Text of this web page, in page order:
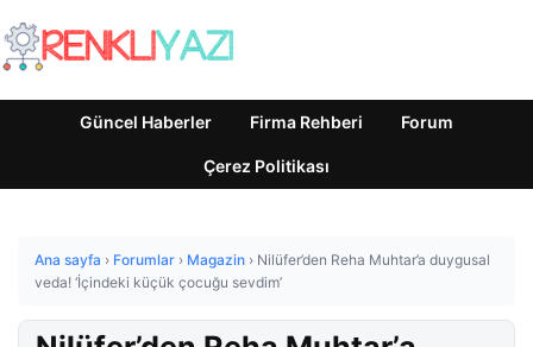
Güncel Haberler Firma Rehberi Forum
Çerez Politikası
Ana sayfa › Forumlar › Magazin › Nilüfer’den Reha Muhtar’a duygusal
veda! ‘İçindeki küçük çocuğu sevdim’